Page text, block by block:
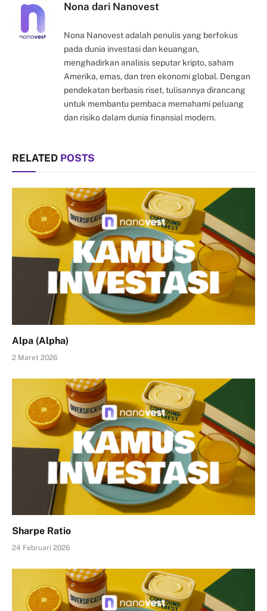
Nona dari Nanovest
Nona Nanovest adalah penulis yang berfokus
pada dunia investasi dan keuangan,
menghadirkan analisis seputar kripto, saham
Amerika, emas, dan tren ekonomi global. Dengan
pendekatan berbasis riset, tulisannya dirancang
untuk membantu pembaca memahami peluang
dan risiko dalam dunia finansial modern.
RELATED POSTS
Alpa (Alpha)
2 Maret 2026
Sharpe Ratio
24 Februari 2026